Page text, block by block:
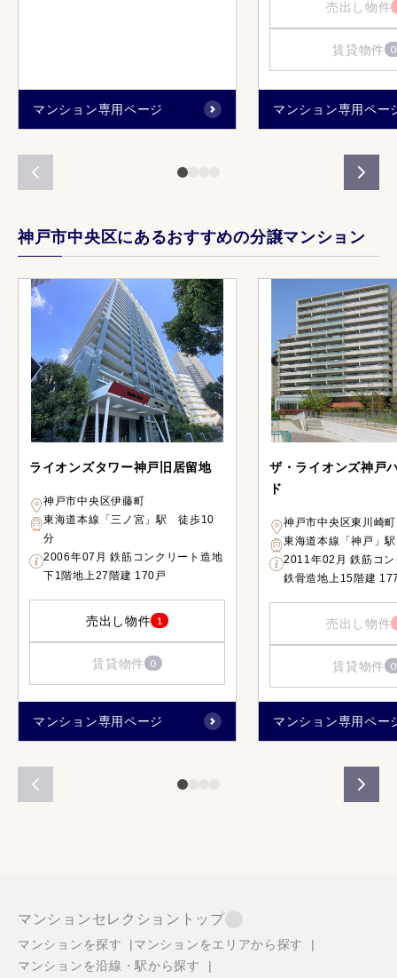
マンション専用ページ
売出し物件
賃貸物件 0
マンション専用ペー
神戸市中央区にあるおすすめの分譲マンション
ライオンズタワー神戸旧居留地
神戸市中央区伊藤町
東海道本線「三ノ宮」駅 徒歩10
分
2006年07月 鉄筋コンクリート造地
下1階地上27階建 170戸
売出し物件 1
賃貸物件 0
マンション専用ページ
ザ・ライオンズ神戸
ド
神戸市中央区東川崎
東海道本線「神戸」
2011年02月 鉄筋コ
鉄骨造地上15階建
売出し物件
賃貸物件 0
マンション専用ペー
マンションセレクショントップ
マンションを探す
マンションをエリアから探す
マンションを沿線・駅から探す